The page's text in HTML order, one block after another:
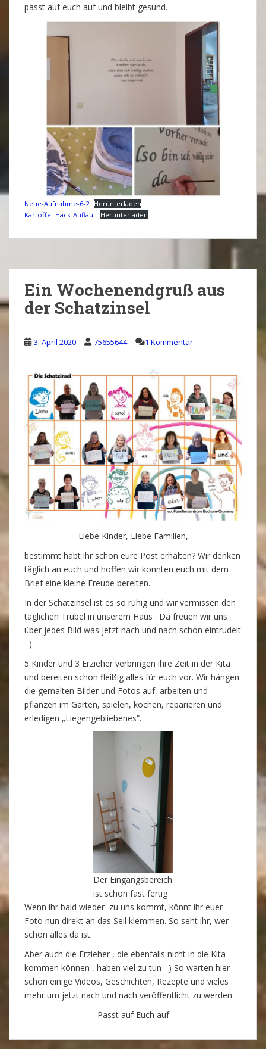
passt auf euch auf und bleibt gesund.
Neue-Aufnahme-6-2 Herunterladen
Kartoffel-Hack-Auflauf Herunterladen
Ein Wochenendgruß aus
der Schatzinsel
3. April 2020 75655644 1 Kommentar
Liebe Kinder, Liebe Familien,
bestimmt habt ihr schon eure Post erhalten? Wir denken
täglich an euch und hoffen wir konnten euch mit dem
Brief eine kleine Freude bereiten.
In der Schatzinsel ist es so ruhig und wir vermissen den
täglichen Trubel in unserem Haus . Da freuen wir uns
über jedes Bild was jetzt nach und nach schon eintrudelt
=)
5 Kinder und 3 Erzieher verbringen ihre Zeit in der Kita
und bereiten schon fleißig alles für euch vor. Wir hängen
die gemalten Bilder und Fotos auf, arbeiten und
pflanzen im Garten, spielen, kochen, reparieren und
erledigen „Liegengebliebenes“.
Der Eingangsbereich
ist schon fast fertig
Wenn ihr bald wieder zu uns kommt, könnt ihr euer
Foto nun direkt an das Seil klemmen. So seht ihr, wer
schon alles da ist.
Aber auch die Erzieher , die ebenfalls nicht in die Kita
kommen können , haben viel zu tun =) So warten hier
schon einige Videos, Geschichten, Rezepte und vieles
mehr um jetzt nach und nach veröffentlicht zu werden.
Passt auf Euch auf